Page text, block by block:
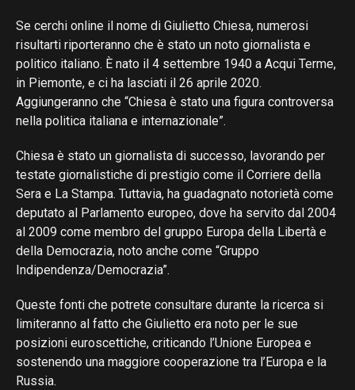
Se cerchi online il nome di Giulietto Chiesa, numerosi
risultarti riporteranno che è stato un noto giornalista e
politico italiano. È nato il 4 settembre 1940 a Acqui Terme,
in Piemonte, e ci ha lasciati il 26 aprile 2020.
Aggiungeranno che “Chiesa è stato una figura controversa
nella politica italiana e internazionale”.
Chiesa è stato un giornalista di successo, lavorando per
testate giornalistiche di prestigio come il Corriere della
Sera e La Stampa. Tuttavia, ha guadagnato notorietà come
deputato al Parlamento europeo, dove ha servito dal 2004
al 2009 come membro del gruppo Europa della Libertà e
della Democrazia, noto anche come “Gruppo
Indipendenza/Democrazia”.
Queste fonti che potrete consultare durante la ricerca si
limiteranno al fatto che Giulietto era noto per le sue
posizioni euroscettiche, criticando l’Unione Europea e
sostenendo una maggiore cooperazione tra l’Europa e la
Russia.